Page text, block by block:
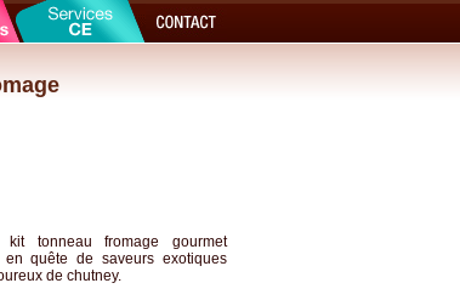
tonneau fromage gourmet
quête de saveurs exotiques
de chutney.